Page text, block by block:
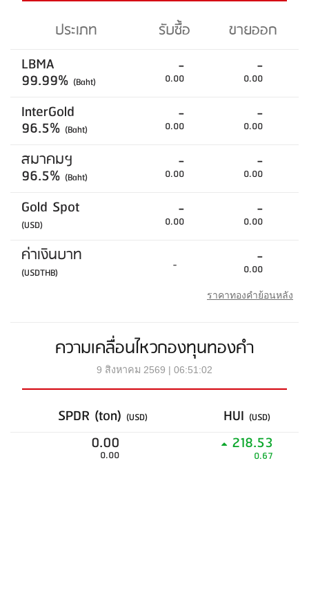
ประเภท รับซื้อ
ขายออก
LBMA
99.99% (Baht)
-
0.00
-
0.00
InterGold
96.5% (Baht)
-
0.00
-
0.00
สมาคมฯ
96.5% (Baht)
-
0.00
-
0.00
Gold Spot
(USD)
-
0.00
-
0.00
ค่าเงินบาท
(USDTHB) - -
0.00
ราคาทองคำย้อนหลัง
ความเคลื่อนไหวกองทุนทองคำ
9 สิงหาคม 2569 | 06:51:02
SPDR (ton) (USD) HUI (USD)
0.00
0.00
218.53
0.67